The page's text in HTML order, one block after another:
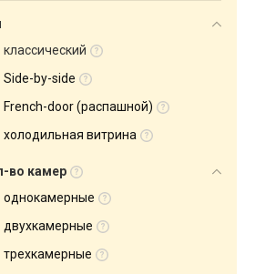
классический
Side-by-side
French-door (распашной)
холодильная витрина
во камер
однокамерные
двухкамерные
трехкамерные